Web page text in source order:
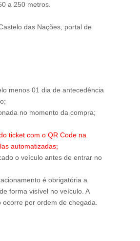
a 250 metros.
das Nações, portal de
menos 01 dia de antecedência
no momento da compra;
ticket com o QR Code na
automatizadas;
o veículo antes de entrar no
é obrigatória a
forma visível no veículo. A
por ordem de chegada.